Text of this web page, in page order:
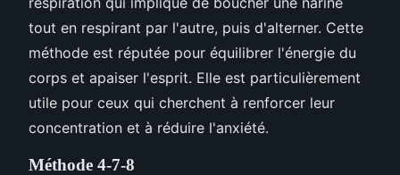
tout en respirant par l'autre, puis d'alterner. Cette
méthode est réputée pour équilibrer l'énergie du
corps et apaiser l'esprit. Elle est particulièrement
utile pour ceux qui cherchent à renforcer leur
concentration et à réduire l'anxiété.
Méthode 4-7-8